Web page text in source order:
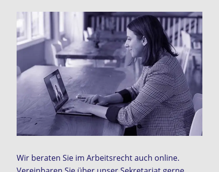
Wir beraten Sie im Arbeitsrecht auch online.